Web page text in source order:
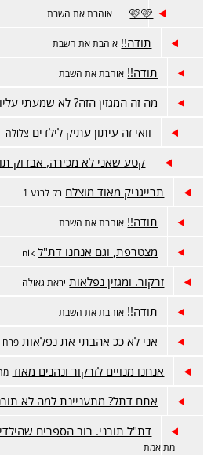
🩷🩷 אוהבת את השבת
תודה!! אוהבת את השבת
תודה!! אוהבת את השבת
מה זה המגזין הזה? לא שמעתי עליו
וואי זה עיתון עתיק לילדים צלולה
קטע שאני לא מכירה, אבדוק
תרייגניק מאוד מוצלח רק לרגע 1
תודה!! אוהבת את השבת
מצטרפת, וגם אנחנו דת"ל nik
זרקור. ומגזין נפלאות יראת גאולה
תודה!! אוהבת את השבת
אני לא ככ אהבתי את נפלאות פרח
אנחנו מנויים לזרקור ונהנים מאוד
אתם דתל? מתעניינת למה לא
דת"ל תורני. רוב הספרים
מתואמת